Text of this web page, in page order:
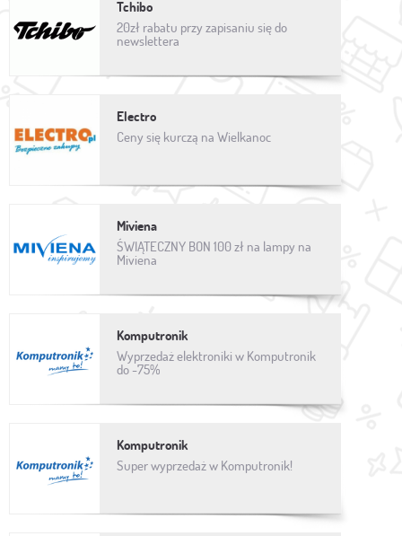
Tchibo
20zł rabatu przy zapisaniu się do
newslettera
Electro
Ceny się kurczą na Wielkanoc
Miviena
ŚWIĄTECZNY BON 100 zł na lampy na
Miviena
Komputronik
Wyprzedaż elektroniki w Komputronik
do -75%
Komputronik
Super wyprzedaż w Komputronik!